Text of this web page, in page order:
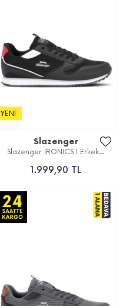
YENI
Slazenger
Slazenger IRONICS I Erkek...
1.999,90 TL